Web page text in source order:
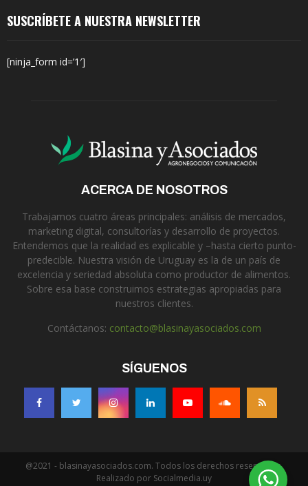
SUSCRÍBETE A NUESTRA NEWSLETTER
[ninja_form id=’1′]
ACERCA DE NOSOTROS
Trabajamos cuatro áreas principales: análisis de mercados,
marketing digital, consultorías y desarrollo de proyectos.
Entendemos que la realidad es explicable y –hasta cierto punto-
predecible. Nuestra visión de Uruguay es la de un país de
excelencia y seriedad absoluta como productor de alimentos.
Sobre esa base construimos estrategias apropiadas para
nuestros clientes.
Contáctanos: contacto@blasinayasociados.com
SÍGUENOS
@2021 - blasinayasociados.com. Todos los derechos reservados.
Realizado por Socialmedia.uy